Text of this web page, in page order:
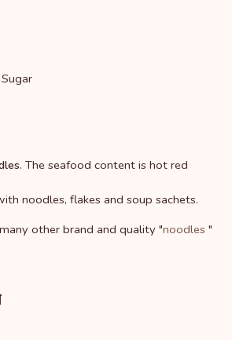
. The seafood content is hot red
noodles, flakes and soup sachets.
other brand and quality "noodles "